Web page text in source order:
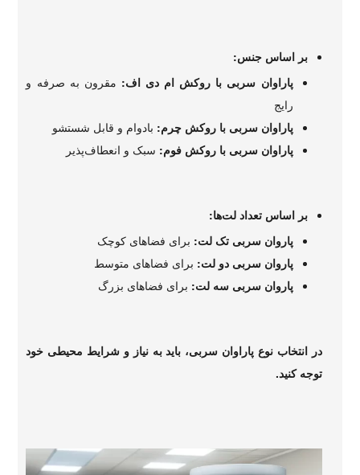
بر اساس جنس:
پاراوان سربی با روکش ام دی اف: مقرون به صرفه و
رایج
پاراوان سربی با روکش چرم: بادوام و قابل شستشو
پاراوان سربی با روکش فوم: سبک و انعطاف‌پذیر
بر اساس تعداد لت‌ها:
پاروان سربی تک لت: برای فضاهای کوچک
پاروان سربی دو لت: برای فضاهای متوسط
پاروان سربی سه لت: برای فضاهای بزرگ
در انتخاب نوع پاراوان سربی، باید به نیاز و شرایط محیطی خود
توجه کنید.